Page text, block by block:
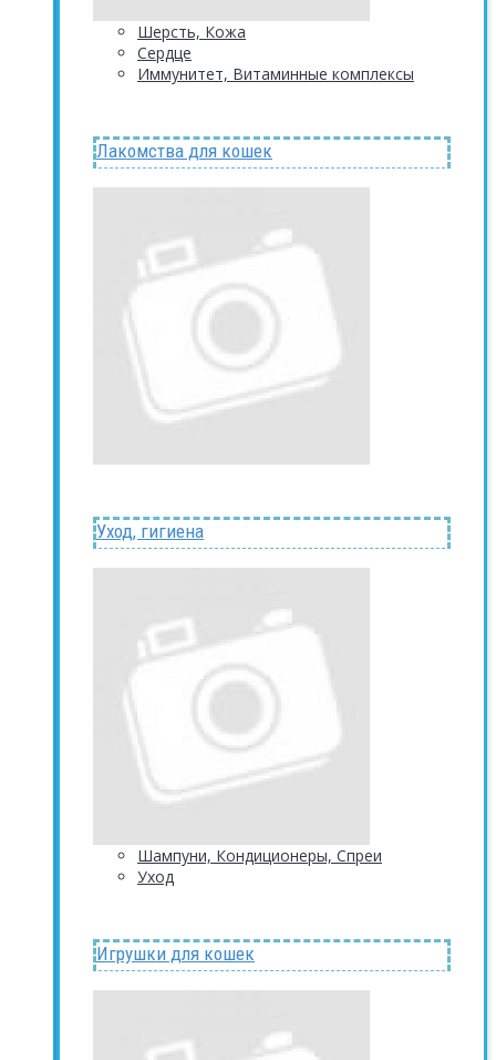
Шерсть, Кожа
Сердце
Иммунитет, Витаминные комплексы
Лакомства для кошек
Уход, гигиена
Шампуни, Кондиционеры, Спреи
Уход
Игрушки для кошек